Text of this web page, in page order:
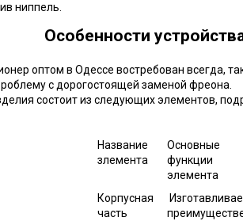
ниппель.
Особенности
оптом в Одессе востребован всегда,
с дорогостоящей заменой фреона.
состоит из следующих элементов,
Название
злемента
Основные
функции
элемента
Корпусная
часть